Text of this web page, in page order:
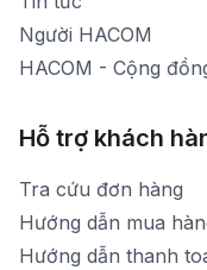
Người HACOM
HACOM - Cộng
Hỗ trợ khách
Tra cứu đơn hàng
Hướng dẫn mua
Hướng dẫn thanh